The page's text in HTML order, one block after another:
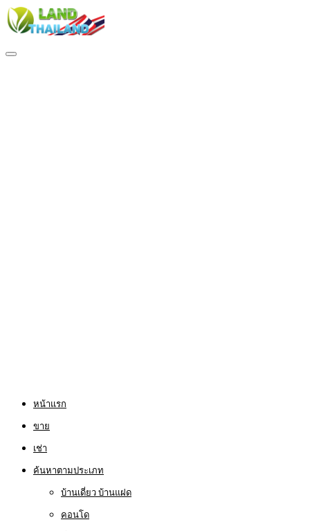
หน้าแรก
ขาย
เช่า
ค้นหาตามประเภท
บ้านเดี่ยว บ้านแฝด
คอนโด